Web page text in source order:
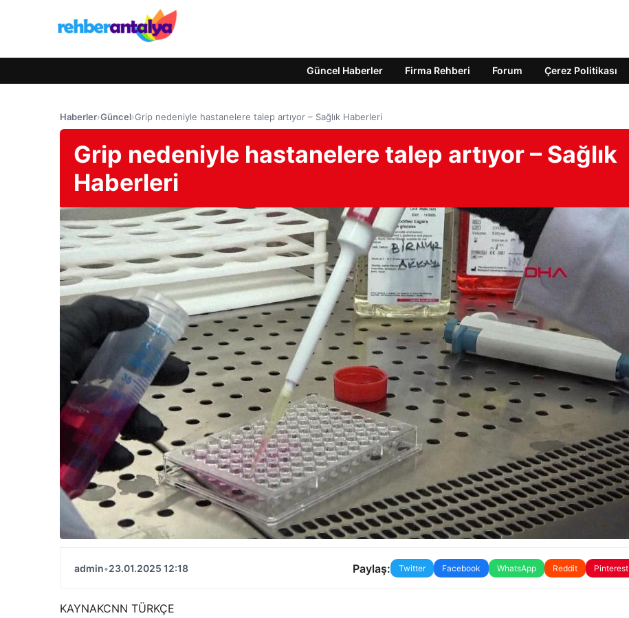
Güncel Haberler Firma Rehberi Forum Çerez Politikası
Haberler›Güncel›Grip nedeniyle hastanelere talep artıyor – Sağlık Haberleri
Grip nedeniyle hastanelere talep artıyor – Sağlık
Haberleri
admin•23.01.2025 12:18 Paylaş: Twitter Facebook WhatsApp Reddit Pinterest
KAYNAKCNN TÜRKÇE